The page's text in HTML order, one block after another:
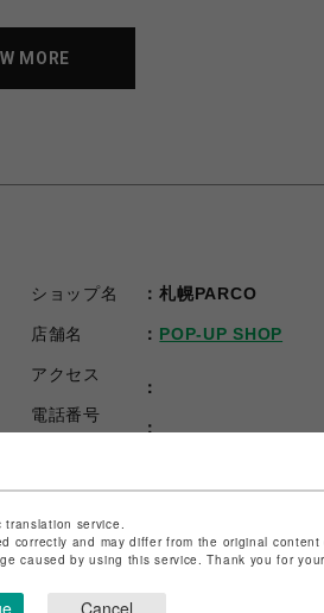
MORE
MORE
ショップ名 札幌PARCO
店舗名 POP-UP SHOP
アクセス
電話番号
特定商取引法など法令に基づく表記は
service.
and may differ from the original
caused by using this service. Thank you for
Cancel